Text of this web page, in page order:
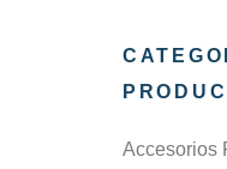
Accesorios